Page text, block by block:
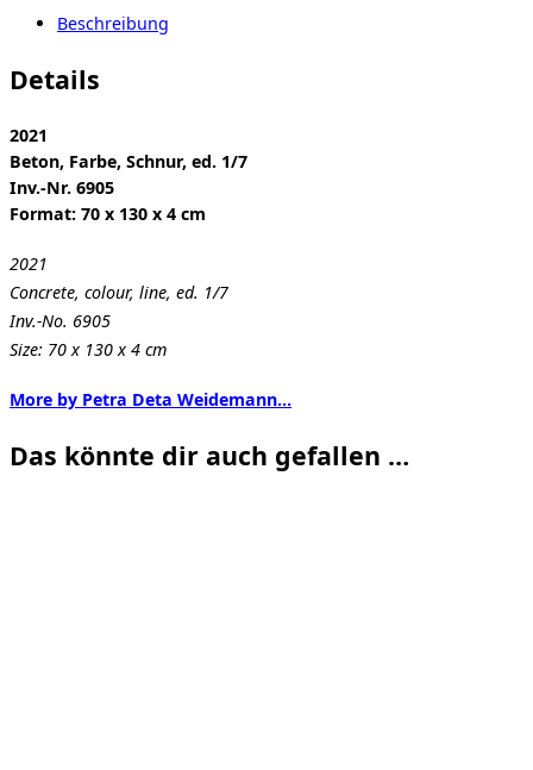
Beschreibung
Details
2021
Beton, Farbe, Schnur, ed. 1/7
Inv.-Nr. 6905
Format: 70 x 130 x 4 cm
2021
Concrete, colour, line, ed. 1/7
Inv.-No. 6905
Size: 70 x 130 x 4 cm
More by Petra Deta Weidemann…
Das könnte dir auch gefallen …